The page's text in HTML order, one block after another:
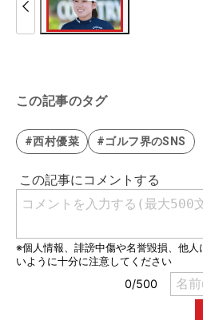
この記事のタグ
#西村優菜 #ゴルフ界のSNS